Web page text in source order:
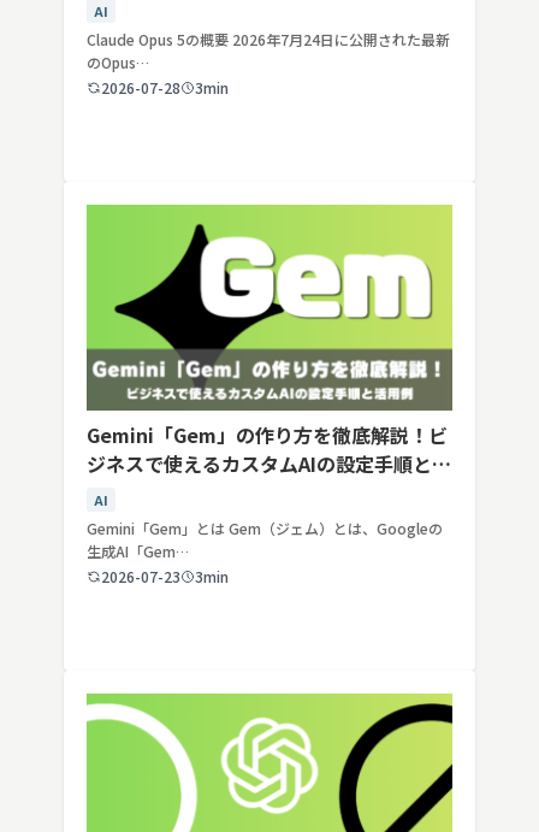
AI
Claude Opus 5の概要 2026年7月24日に公開された最新
のOpus…
2026-07-28
3min
Gemini「Gem」の作り方を徹底解説！ビ
ジネスで使えるカスタムAIの設定手順と活
用例
AI
Gemini「Gem」とは Gem（ジェム）とは、Googleの
生成AI「Gem…
2026-07-23
3min